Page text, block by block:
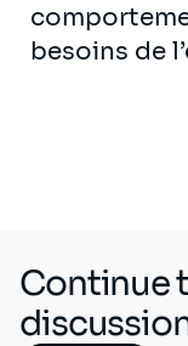
besoins de
Continue